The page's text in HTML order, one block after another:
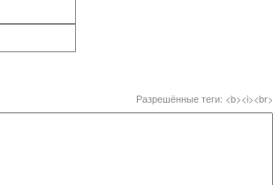
Разрешённые теги: <b><i><br>